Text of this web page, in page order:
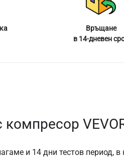
Връщане
в 14-дневен
и 14 дни тестов период,